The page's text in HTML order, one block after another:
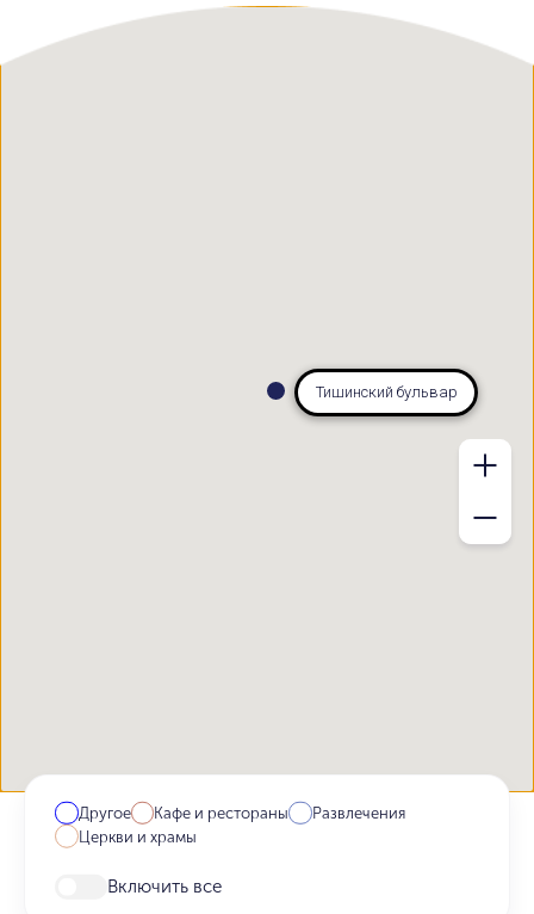
Тишинский бульвар
Другое Кафе и рестораны
Развлечения
Церкви и храмы
Включить все